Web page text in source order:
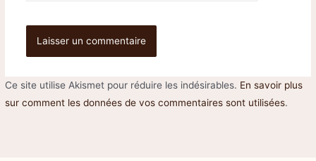
Ce site utilise Akismet pour réduire les indésirables. En savoir plus
sur comment les données de vos commentaires sont utilisées.